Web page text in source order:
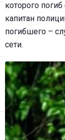
которого
капитан
погибшего –
сети.